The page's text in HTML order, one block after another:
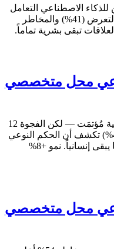
للذكاء الاصطناعي التعامل
معها الآن — لكن الفجوة 11 نقطة بين التعرض (41%) والمخاطر
محل متخصصي
**72%** من تحليل الاختبارات الإحصائية مُؤتمَت — لكن الفجوة 12
نقطة بين التعرض (56%) والمخاطر (44%) تكشف أن الحكم النوعي
على ما تقيسه الاختبارات ومدى عدالتها يبقى إنسانياً. نمو +8%
محل متخصصي